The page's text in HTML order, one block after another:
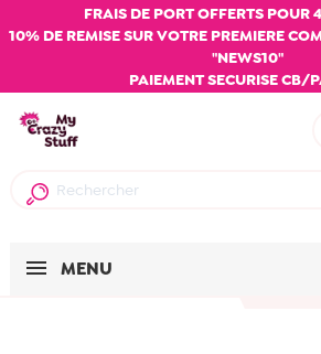
FRAIS DE PORT OFFERTS POUR
10% DE REMISE SUR VOTRE PREMIERE
"NEWS10"
PAIEMENT SECURISE CB/
MENU